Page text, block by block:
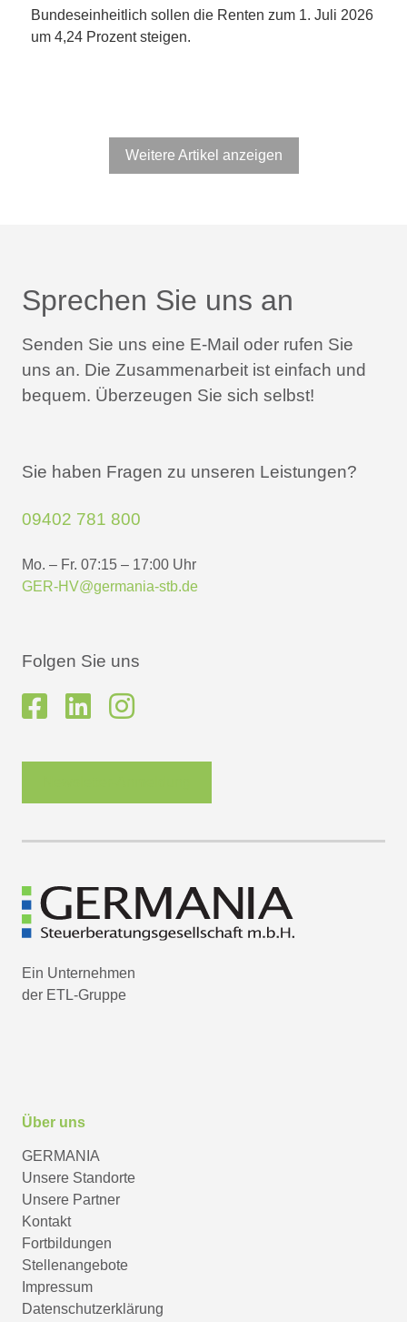
Bundeseinheitlich sollen die Renten zum 1. Juli 2026
um 4,24 Prozent steigen.
Weitere Artikel anzeigen
Sprechen Sie uns an
Senden Sie uns eine E-Mail oder rufen Sie
uns an. Die Zusammenarbeit ist einfach und
bequem. Überzeugen Sie sich selbst!
Sie haben Fragen zu unseren Leistungen?
09402 781 800
Mo. – Fr. 07:15 – 17:00 Uhr
GER-HV@germania-stb.de
Folgen Sie uns
Ein Unternehmen
der ETL-Gruppe
Über uns
GERMANIA
Unsere Standorte
Unsere Partner
Kontakt
Fortbildungen
Stellenangebote
Impressum
Datenschutzerklärung